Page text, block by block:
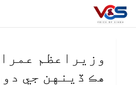
وزيراعظم
هڪ ڏينهن جي